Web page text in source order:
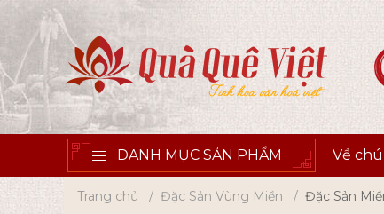
DANH MỤC SẢN PHẨM Về
Trang chủ Đặc Sản Vùng Miền Đặc Sản